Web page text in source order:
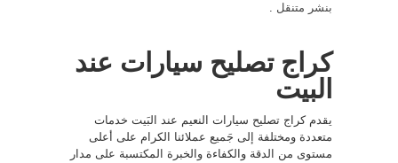
بنشر متنقل .
كراج تصليح سيارات عند
البيت
يقدم كراج تصليح سيارات النعيم عند البَيت خدمات
متعددة ومختلفة إلى جَميع عملائنا الكرام على أعلى
مستوى من الدقة والكفاءة والخبرة المكتسبة على مدار